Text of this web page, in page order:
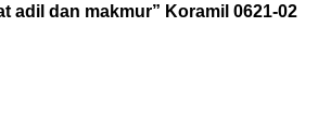
adil dan makmur” Koramil 0621-02